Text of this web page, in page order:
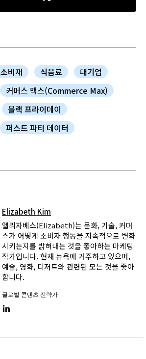
소비재 식음료
대기업
커머스 맥스(Commerce Max)
블랙 프라이데이
퍼스트 파티 데이터
Elizabeth Kim
엘리자베스(Elizabeth)는 문화, 기술, 커머
스가 어떻게 소비자 행동을 지속적으로 변화
시키는지를 밝혀내는 것을 좋아하는 마케팅
작가입니다. 현재 뉴욕에 거주하고 있으며,
예술, 영화, 디저트와 관련된 모든 것을 좋아
합니다.
글로벌 콘텐츠 전략가
LinkedIn link